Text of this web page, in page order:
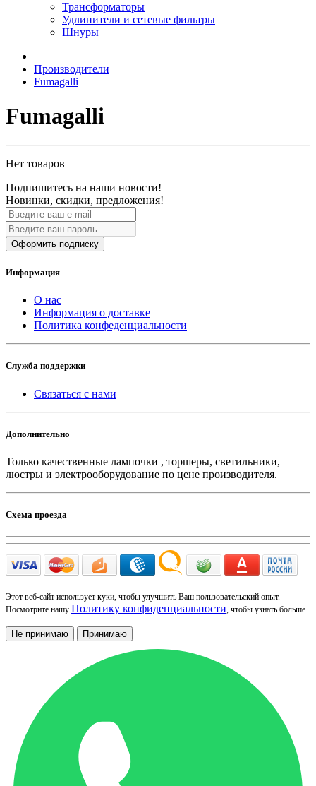
Трансформаторы
Удлинители и сетевые фильтры
Шнуры
Производители
Fumagalli
Fumagalli
Нет товаров
Подпишитесь на наши новости!
Новинки, скидки, предложения!
Оформить подписку
Информация
О нас
Информация о доставке
Политика конфеденциальности
Служба поддержки
Связаться с нами
Дополнительно
Только качественные лампочки , торшеры, светильники,
люстры и электрооборудование по цене производителя.
Схема проезда
Этот веб-сайт использует куки, чтобы улучшить Ваш пользовательский опыт.
Посмотрите нашу Политику конфиденциальности, чтобы узнать больше.
Не принимаю Принимаю